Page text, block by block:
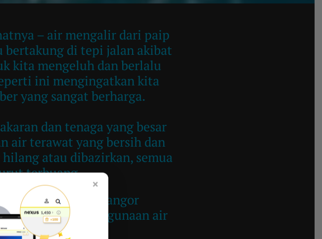
– air mengalir dari paip
bertakung di tepi jalan akibat
kita mengeluh dan berlalu
ini mengingatkan kita
yang sangat berharga.
dan tenaga yang besar
air terawat yang bersih dan
atau dibazirkan, semua
terbuang.
Sedunia, Air Selangor
tabiat penggunaan air
di rumah.
×